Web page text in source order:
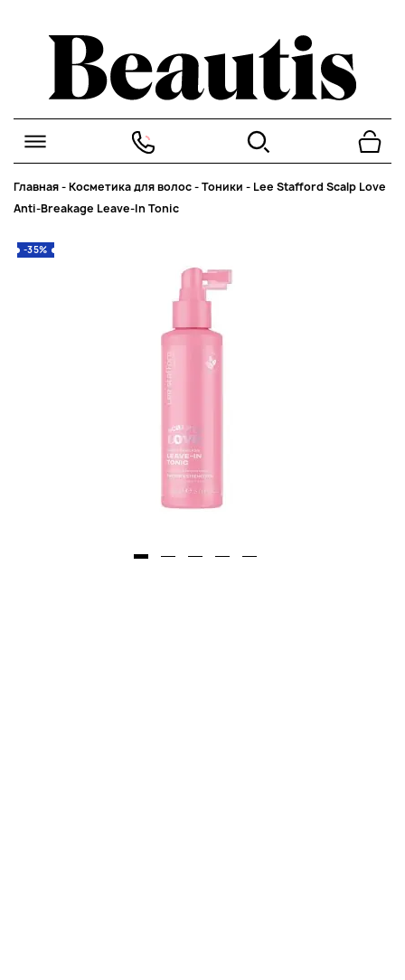
Главная-Косметика для волос-Тоники - Lee Stafford Scalp Love
Anti-Breakage Leave-In Tonic
-35%